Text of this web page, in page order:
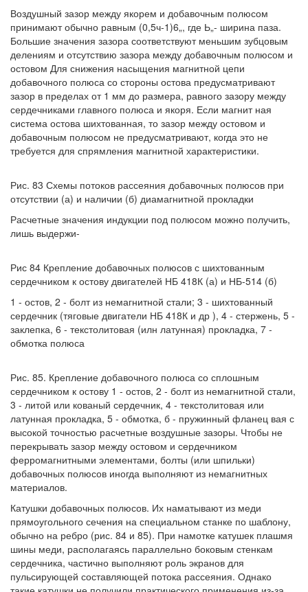
Воздушный зазор между якорем и добавочным полюсом
принимают обычно равным (0,5ч-1)6„, где Ь„- ширина паза.
Большие значения зазора соответствуют меньшим зубцовым
делениям и отсутствию зазора между добавочным полюсом и
остовом Для снижения насыщения магнитной цепи
добавочного полюса со стороны остова предусматривают
зазор в пределах от 1 мм до размера, равного зазору между
сердечниками главного полюса и якоря. Если магнит ная
система остова шихтованная, то зазор между остовом и
добавочным полюсом не предусматривают, когда это не
требуется для спрямления магнитной характеристики.
Рис. 83 Схемы потоков рассеяния добавочных полюсов при
отсутствии (а) и наличии (б) диамагнитной прокладки
Расчетные значения индукции под полюсом можно получить,
лишь выдержи-
Рис 84 Крепление добавочных полюсов с шихтованным
сердечником к остову двигателей НБ 418К (а) и НБ-514 (б)
1 - остов, 2 - болт из немагнитной стали; 3 - шихтованный
сердечник (тяговые двигатели НБ 418К и др ), 4 - стержень, 5 -
заклепка, 6 - текстолитовая (илн латунная) прокладка, 7 -
обмотка полюса
Рис. 85. Крепление добавочного полюса со сплошным
сердечником к остову 1 - остов, 2 - болт из немагнитной стали,
3 - литой или кованый сердечник, 4 - текстолитовая или
латунная прокладка, 5 - обмотка, б - пружинный фланец вая с
высокой точностью расчетные воздушные зазоры. Чтобы не
перекрывать зазор между остовом и сердечником
ферромагнитными элементами, болты (или шпильки)
добавочных полюсов иногда выполняют из немагнитных
материалов.
Катушки добавочных полюсов. Их наматывают из меди
прямоугольного сечения на специальном станке по шаблону,
обычно на ребро (рис. 84 и 85). При намотке катушек плашмя
шины меди, располагаясь параллельно боковым стенкам
сердечника, частично выполняют роль экранов для
пульсирующей составляющей потока рассеяния. Однако